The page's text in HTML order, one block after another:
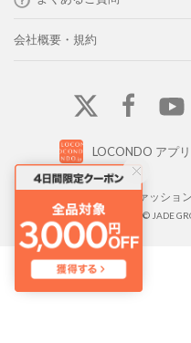
会社概要・規約
LOCONDO アプリ
靴とファッショ
Copyright © JADE